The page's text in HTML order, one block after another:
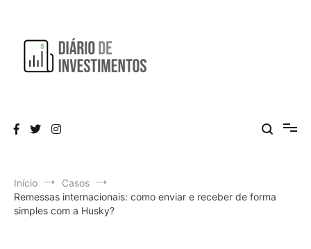
conteúdo
Início
Casos
Remessas internacionais: como enviar e receber de forma
simples com a Husky?